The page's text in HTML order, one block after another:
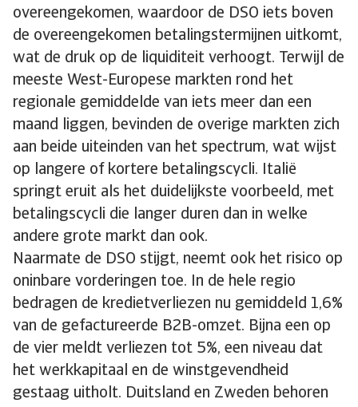
overeengekomen, waardoor de DSO iets boven
de overeengekomen betalingstermijnen uitkomt,
wat de druk op de liquiditeit verhoogt. Terwijl de
meeste West-Europese markten rond het
regionale gemiddelde van iets meer dan een
maand liggen, bevinden de overige markten zich
aan beide uiteinden van het spectrum, wat wijst
op langere of kortere betalingscycli. Italië
springt eruit als het duidelijkste voorbeeld, met
betalingscycli die langer duren dan in welke
andere grote markt dan ook.
Naarmate de DSO stijgt, neemt ook het risico op
oninbare vorderingen toe. In de hele regio
bedragen de kredietverliezen nu gemiddeld 1,6%
van de gefactureerde B2B-omzet. Bijna een op
de vier meldt verliezen tot 5%, een niveau dat
het werkkapitaal en de winstgevendheid
gestaag uitholt. Duitsland en Zweden behoren